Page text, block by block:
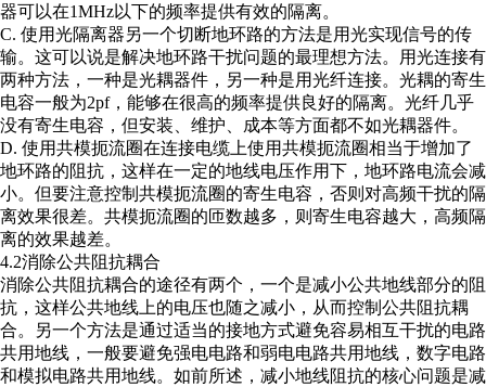
器可以在1MHz以下的频率提供有效的隔离。
C. 使用光隔离器另一个切断地环路的方法是用光实现信号的传
输。这可以说是解决地环路干扰问题的最理想方法。用光连接有
两种方法，一种是光耦器件，另一种是用光纤连接。光耦的寄生
电容一般为2pf，能够在很高的频率提供良好的隔离。光纤几乎
没有寄生电容，但安装、维护、成本等方面都不如光耦器件。
D. 使用共模扼流圈在连接电缆上使用共模扼流圈相当于增加了
地环路的阻抗，这样在一定的地线电压作用下，地环路电流会减
小。但要注意控制共模扼流圈的寄生电容，否则对高频干扰的隔
离效果很差。共模扼流圈的匝数越多，则寄生电容越大，高频隔
离的效果越差。
4.2消除公共阻抗耦合
消除公共阻抗耦合的途径有两个，一个是减小公共地线部分的阻
抗，这样公共地线上的电压也随之减小，从而控制公共阻抗耦
合。另一个方法是通过适当的接地方式避免容易相互干扰的电路
共用地线，一般要避免强电电路和弱电电路共用地线，数字电路
和模拟电路共用地线。如前所述，减小地线阻抗的核心问题是减